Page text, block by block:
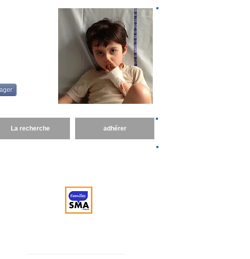
La recherche adhérer